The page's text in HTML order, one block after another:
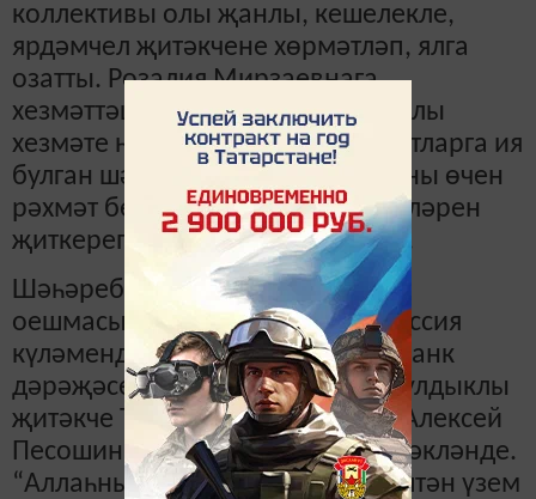
коллективы олы җанлы, кешелекле,
ярдәмчел җитәкчене хөрмәтләп, ялга
озатты. Розалия Мирзаевнага
хезмәттәшләре фидакарь, намуслы
хезмәте һәм бик күп асыл сыйфатларга ия
булган шәхес һәм җитәкче булганы өчен
рәхмәт белдерделәр. Изге теләкләрен
җиткереп, чәчәкләргә күмделәр.
Шәһәребездәге беренче финанс
оешмасына нигез салып, аны Россия
күләмендә абруйлы, тотрыклы банк
дәрәҗәсенә күтәргән, тырыш, булдыклы
җитәкче ТР Премьер-министры Алексей
Песошинның рәхмәте белән бүләкләнде.
“Аллаһның биргәненә шөкер, эштән үзем